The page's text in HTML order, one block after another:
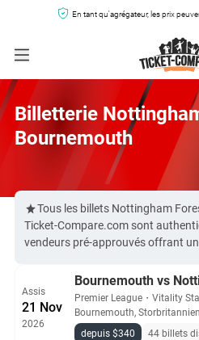
En tant qu'agrégateur, les prix
Billetterie
Bournemouth
Tous les billets Nottingham
Ticket-Compare.com sont
vendeurs pré-approuvés offrant
Assis
21 Nov
2026
Bournemouth vs
Premier League ・ Vitality
Bournemouth, Storbritannien
depuis $340
44 billets